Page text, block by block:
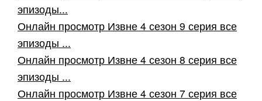
эпизоды...
Онлайн просмотр Извне 4 сезон 9 серия все
эпизоды ...
Онлайн просмотр Извне 4 сезон 8 серия все
эпизоды ...
Онлайн просмотр Извне 4 сезон 7 серия все